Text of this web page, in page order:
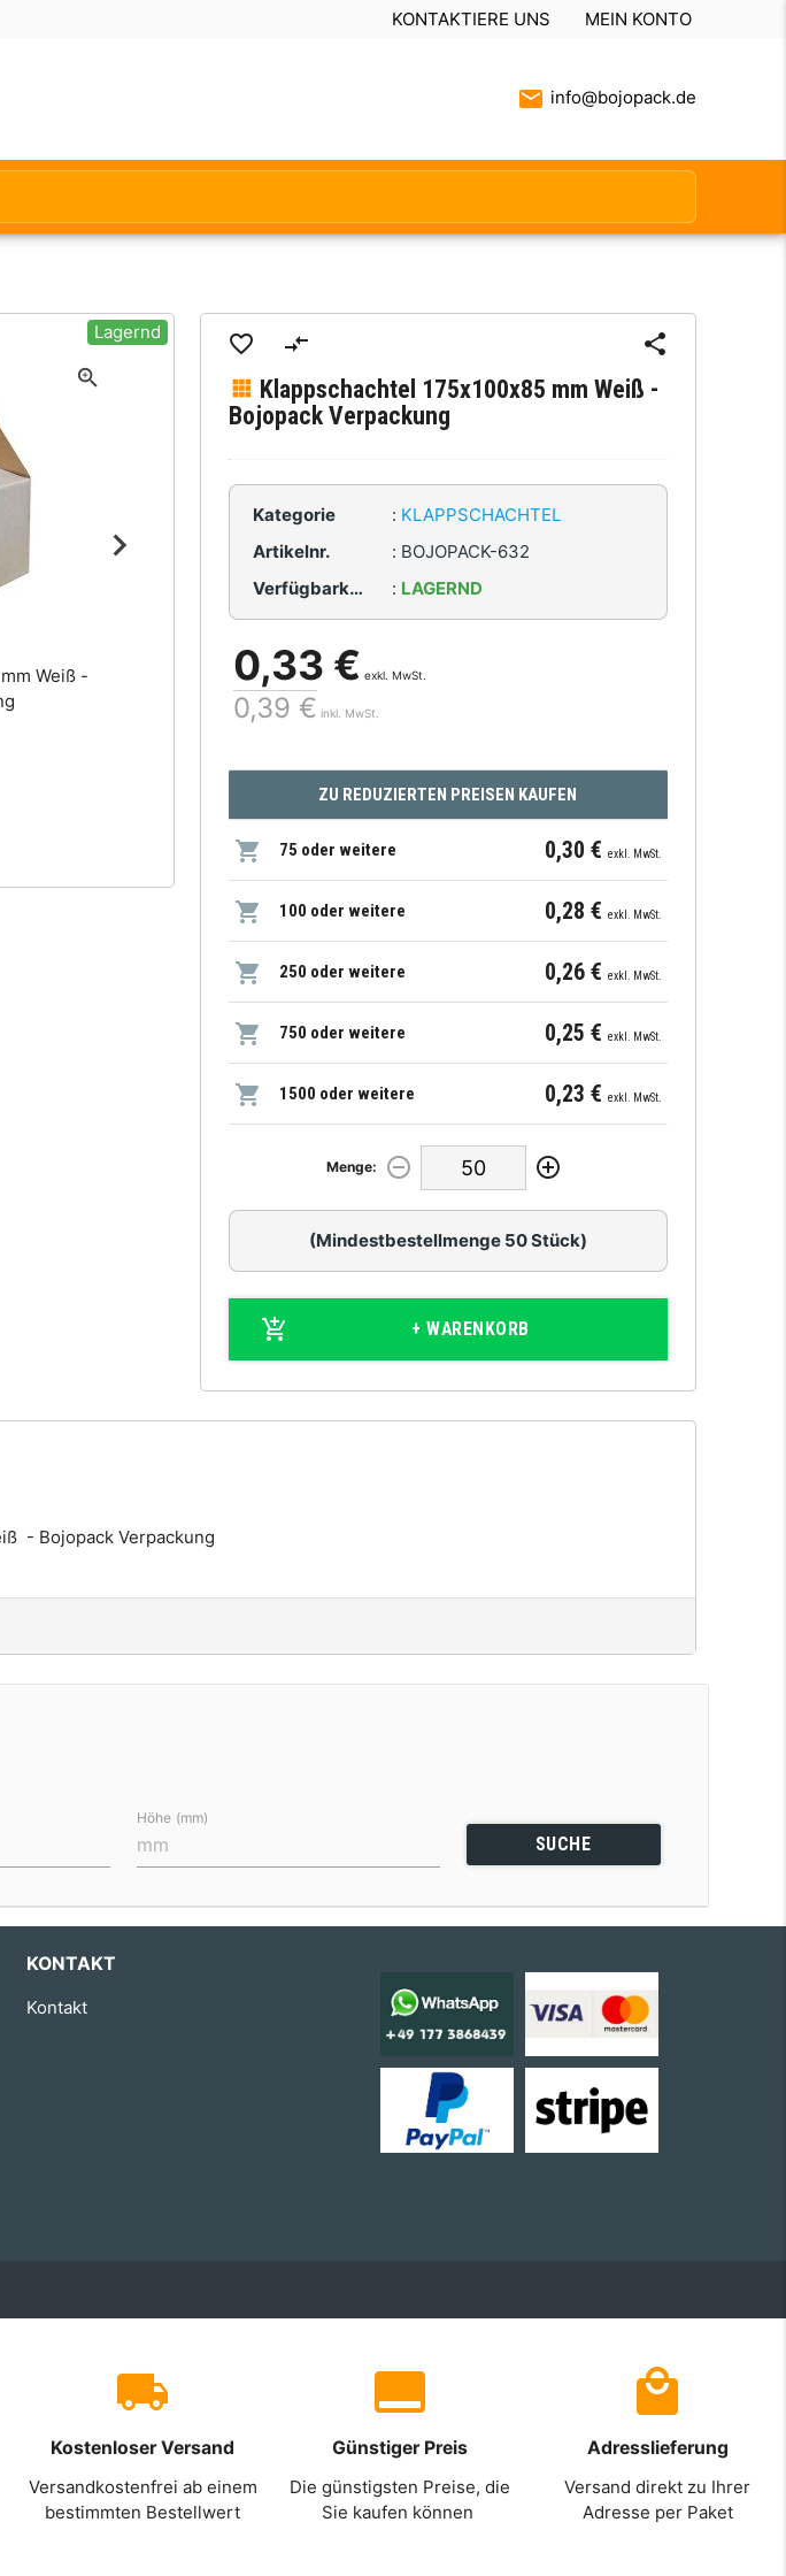
KONTAKTIERE UNS MEIN KONTO
info@bojopack.de
Lagernd
Weiß -
Klappschachtel 175x100x85 mm Weiß -
Bojopack Verpackung
Kategorie : KLAPPSCHACHTEL
Artikelnr.
: BOJOPACK-632
Verfügbarkeit
: LAGERND
0,33 € exkl. MwSt.
0,39 € inkl. MwSt.
ZU REDUZIERTEN PREISEN KAUFEN
75 oder weitere 0,30 € exkl. MwSt.
100 oder weitere 0,28 € exkl. MwSt.
250 oder weitere 0,26 € exkl. MwSt.
750 oder weitere 0,25 € exkl. MwSt.
1500 oder weitere 0,23 € exkl. MwSt.
Menge:
(Mindestbestellmenge 50 Stück)
+ WARENKORB
- Bojopack Verpackung
Höhe (mm)
SUCHE
KONTAKT
Kontakt
Kostenloser Versand
Versandkostenfrei ab einem
bestimmten Bestellwert
Günstiger Preis
Die günstigsten Preise, die
Sie kaufen können
Adresslieferung
Versand direkt zu Ihrer
Adresse per Paket